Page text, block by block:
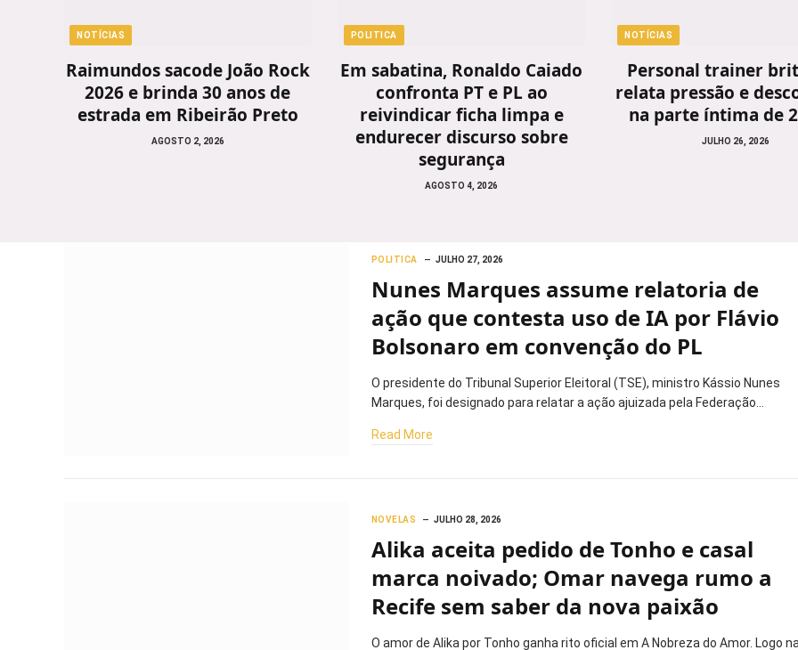
NOTÍCIAS
Raimundos sacode João Rock
2026 e brinda 30 anos de
estrada em Ribeirão Preto
AGOSTO 2, 2026
POLITICA
Em sabatina, Ronaldo Caiado
confronta PT e PL ao
reivindicar ficha limpa e
endurecer discurso sobre
segurança
AGOSTO 4, 2026
NOTÍCIAS
Personal trainer
relata pressão e
na parte íntima de
JULHO 26, 2026
POLITICA JULHO 27, 2026
Nunes Marques assume relatoria de
ação que contesta uso de IA por Flávio
Bolsonaro em convenção do PL
O presidente do Tribunal Superior Eleitoral (TSE), ministro Kássio Nunes
Marques, foi designado para relatar a ação ajuizada pela Federação…
Read More
NOVELAS JULHO 28, 2026
Alika aceita pedido de Tonho e casal
marca noivado; Omar navega rumo a
Recife sem saber da nova paixão
O amor de Alika por Tonho ganha rito oficial em A Nobreza do Amor. Logo na